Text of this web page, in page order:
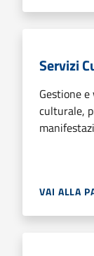
Servizi
Gestione
culturale,
VAI ALLA